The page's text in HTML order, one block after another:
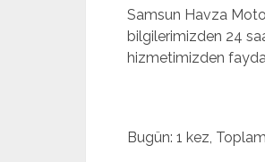
Samsun Havza
bilgilerimizden 24
hizmetimizden
Bugün: 1 kez,